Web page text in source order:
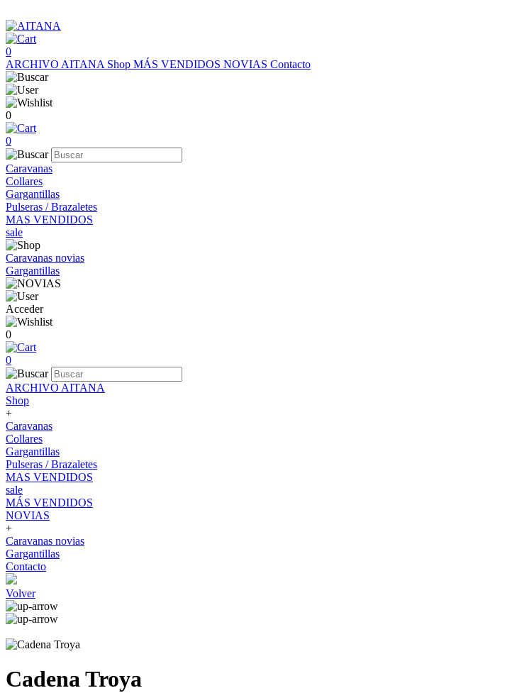
0
ARCHIVO AITANA Shop MÁS VENDIDOS NOVIAS Contacto
0
0
Caravanas
Collares
Gargantillas
Pulseras / Brazaletes
MAS VENDIDOS
sale
Caravanas novias
Gargantillas
Acceder
0
0
ARCHIVO AITANA
Shop
+
Caravanas
Collares
Gargantillas
Pulseras / Brazaletes
MAS VENDIDOS
sale
MÁS VENDIDOS
NOVIAS
+
Caravanas novias
Gargantillas
Contacto
Volver
Cadena Troya